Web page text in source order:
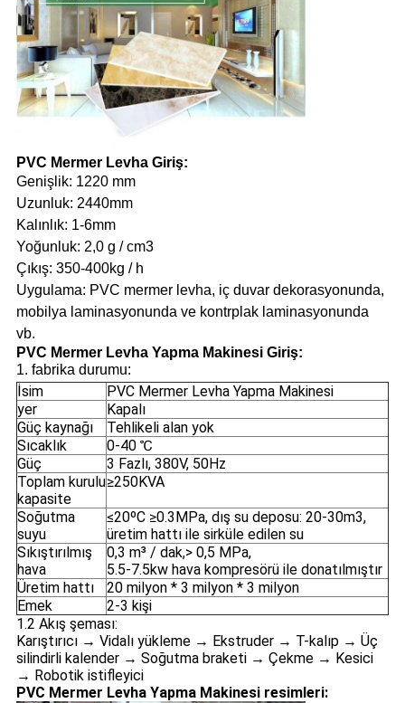
PVC Mermer Levha Giriş:
Genişlik: 1220 mm
Uzunluk: 2440mm
Kalınlık: 1-6mm
Yoğunluk: 2,0 g / cm3
Çıkış: 350-400kg / h
Uygulama: PVC mermer levha, iç duvar dekorasyonunda,
mobilya laminasyonunda ve kontrplak laminasyonunda
vb.
PVC Mermer Levha Yapma Makinesi Giriş:
1. fabrika durumu:
İsim
PVC Mermer Levha Yapma Makinesi
yer
Kapalı
Güç kaynağı
Tehlikeli alan yok
Sıcaklık
0-40 ℃
Güç
3 Fazlı, 380V, 50Hz
Toplam kurulu
kapasite
≥250KVA
Soğutma
suyu
≤20ºC ≥0.3MPa, dış su deposu: 20-30m3,
üretim hattı ile sirküle edilen su
Sıkıştırılmış
hava
0,3 m³ / dak,> 0,5 MPa,
5.5-7.5kw hava kompresörü ile donatılmıştır
Üretim hattı
20 milyon * 3 milyon * 3 milyon
Emek
2-3 kişi
1.2 Akış şeması:
Karıştırıcı → Vidalı yükleme → Ekstruder → T-kalıp → Üç
silindirli kalender → Soğutma braketi → Çekme → Kesici
→ Robotik istifleyici
PVC Mermer Levha Yapma Makinesi resimleri: